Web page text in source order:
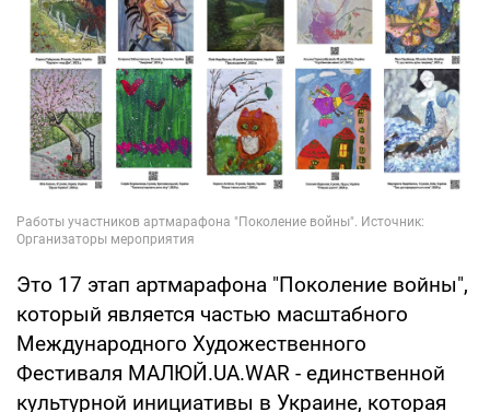
Это 17 этап артмарафона "Поколение войны",
который является частью масштабного
Международного Художественного
Фестиваля МАЛЮЙ.UA.WAR - единственной
культурной инициативы в Украине, которая